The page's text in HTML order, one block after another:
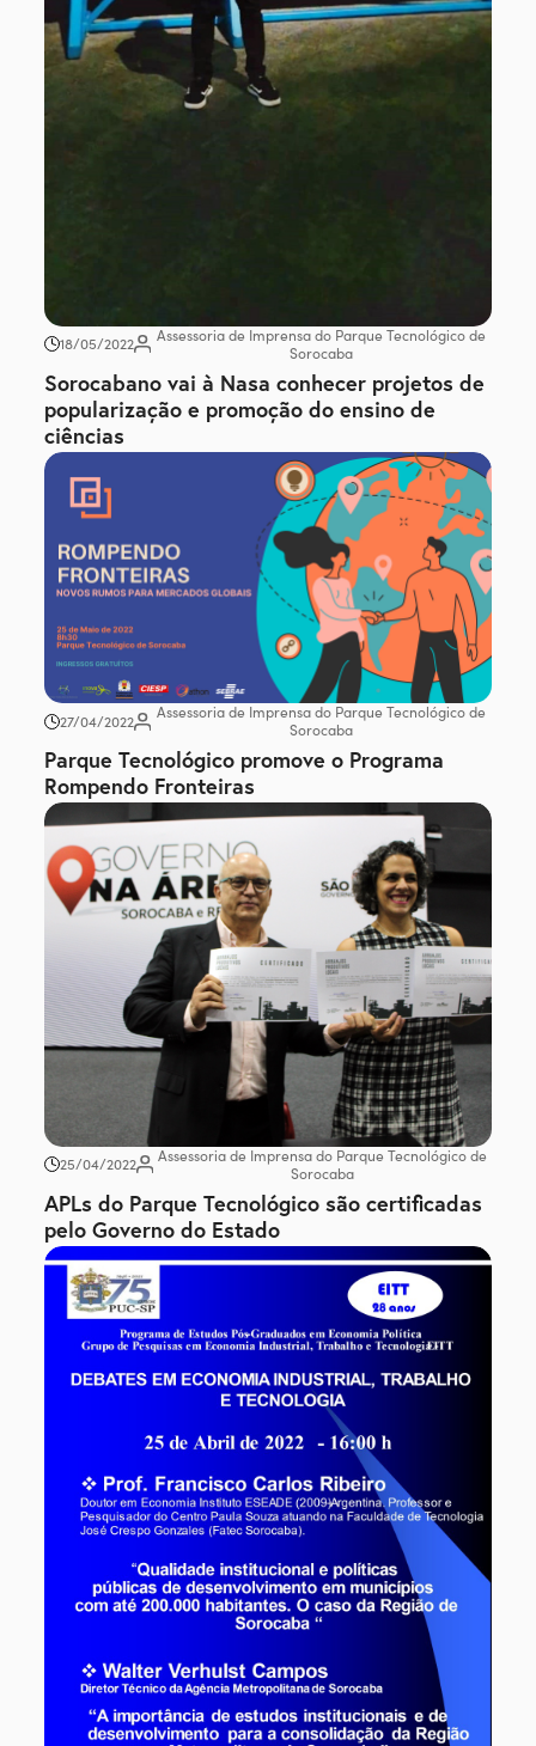
18/05/2022
Assessoria de Imprensa do Parque Tecnológico de
Sorocaba
Sorocabano vai à Nasa conhecer projetos de
popularização e promoção do ensino de
ciências
27/04/2022
Assessoria de Imprensa do Parque Tecnológico de
Sorocaba
Parque Tecnológico promove o Programa
Rompendo Fronteiras
25/04/2022
Assessoria de Imprensa do Parque Tecnológico de
Sorocaba
APLs do Parque Tecnológico são certificadas
pelo Governo do Estado